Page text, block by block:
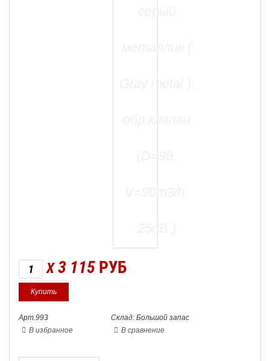
X 3 115 РУБ
Арт.993
Склад: Большой запас
В избранное
В сравнение